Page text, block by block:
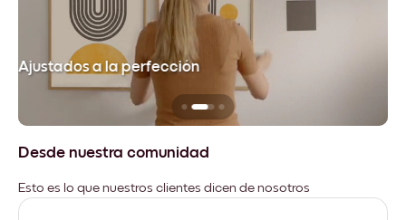
Ajustados a la perfección
Desde nuestra comunidad
Esto es lo que nuestros clientes dicen de nosotros